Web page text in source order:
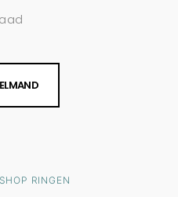
SHOP RINGEN